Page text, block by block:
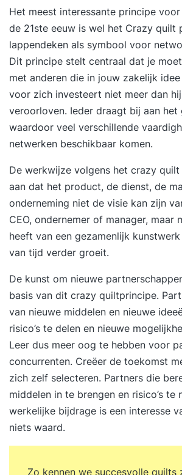
gunfactor vergroten? Hoe maak
met aansprekende resultaten?
afloop van de training ontvang je
de meest belangrijke inzichten
onderwerp Proactief en
gedrag. Daarnaast verto
Het meest interessante principe
de 21ste eeuw is wel het Crazy quilt
lappendeken als symbool voor
Dit principe stelt centraal dat je
met anderen die in jouw zakelijk
voor zich investeert niet meer dan
veroorloven. Ieder draagt bij aan het
waardoor veel verschillende
netwerken beschikbaar komen.
De werkwijze volgens het crazy
aan dat het product, de dienst, de
onderneming niet de visie kan zijn
CEO, ondernemer of manager, maar
heeft van een gezamenlijk
van tijd verder groeit.
De kunst om nieuwe
basis van dit crazy quiltprincipe.
van nieuwe middelen en nieuwe
risico’s te delen en nieuwe
Leer dus meer oog te hebben voor
concurrenten. Creëer de toekomst
zich zelf selecteren. Partners die
middelen in te brengen en risico’s te
werkelijke bijdrage is een interesse
niets waard.
Zo kennen we succesvolle quilts